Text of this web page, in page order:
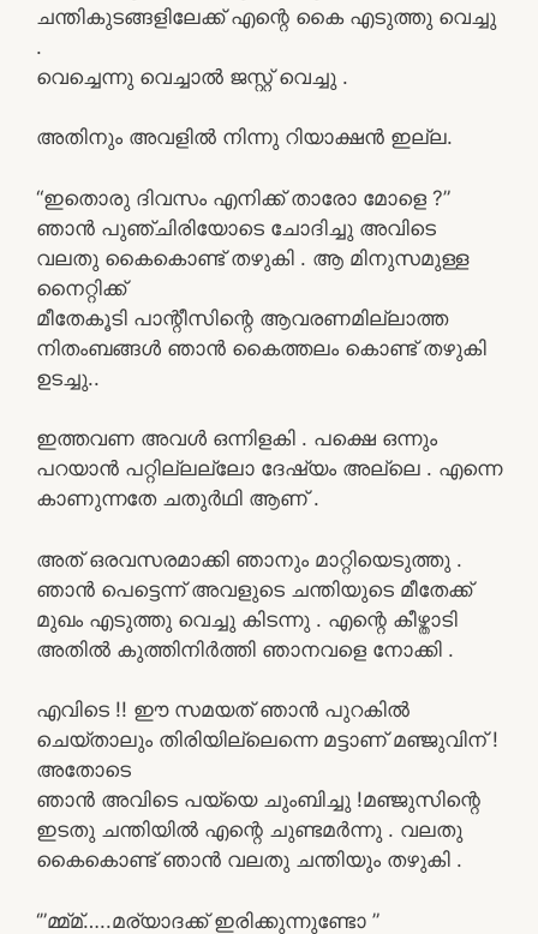
ചന്തികുടങ്ങളിലേക്ക് എന്റെ കൈ എടുത്തു വെച്ചു
.
വെച്ചെന്നു വെച്ചാൽ ജസ്റ്റ് വെച്ചു .
അതിനും അവളിൽ നിന്നു റിയാക്ഷൻ ഇല്ല.
“ഇതൊരു ദിവസം എനിക്ക് താരോ മോളെ ?”
ഞാൻ പുഞ്ചിരിയോടെ ചോദിച്ചു അവിടെ
വലതു കൈകൊണ്ട് തഴുകി . ആ മിനുസമുള്ള
നൈറ്റിക്ക്
മീതേകൂടി പാന്റീസിന്റെ ആവരണമില്ലാത്ത
നിതംബങ്ങൾ ഞാൻ കൈത്തലം കൊണ്ട് തഴുകി
ഉടച്ചു..
ഇത്തവണ അവൾ ഒന്നിളകി . പക്ഷെ ഒന്നും
പറയാൻ പറ്റില്ലല്ലോ ദേഷ്യം അല്ലെ . എന്നെ
കാണുന്നതേ ചതുർഥി ആണ് .
അത് ഒരവസരമാക്കി ഞാനും മാറ്റിയെടുത്തു .
ഞാൻ പെട്ടെന്ന് അവളുടെ ചന്തിയുടെ മീതേക്ക്
മുഖം എടുത്തു വെച്ചു കിടന്നു . എന്റെ കീഴ്താടി
അതിൽ കുത്തിനിർത്തി ഞാനവളെ നോക്കി .
എവിടെ !! ഈ സമയത് ഞാൻ പുറകിൽ
ചെയ്താലും തിരിയില്ലെന്നെ മട്ടാണ് മഞ്ജുവിന് !
അതോടെ
ഞാൻ അവിടെ പയ്യെ ചുംബിച്ചു !മഞ്ജുസിന്റെ
ഇടതു ചന്തിയിൽ എന്റെ ചുണ്ടമർന്നു . വലതു
കൈകൊണ്ട് ഞാൻ വലതു ചന്തിയും തഴുകി .
‘”മ്മ്മ്…..മര്യാദക്ക് ഇരിക്കുന്നുണ്ടോ ”